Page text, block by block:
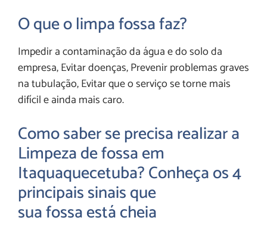
O que o limpa fossa faz?
Impedir a contaminação da água e do solo da
empresa, Evitar doenças, Prevenir problemas graves
na tubulação, Evitar que o serviço se torne mais
difícil e ainda mais caro.
Como saber se precisa realizar a
Limpeza de fossa em
Itaquaquecetuba? Conheça os 4
principais sinais que
sua fossa está cheia